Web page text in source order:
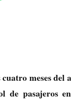
meses del
de pasajeros